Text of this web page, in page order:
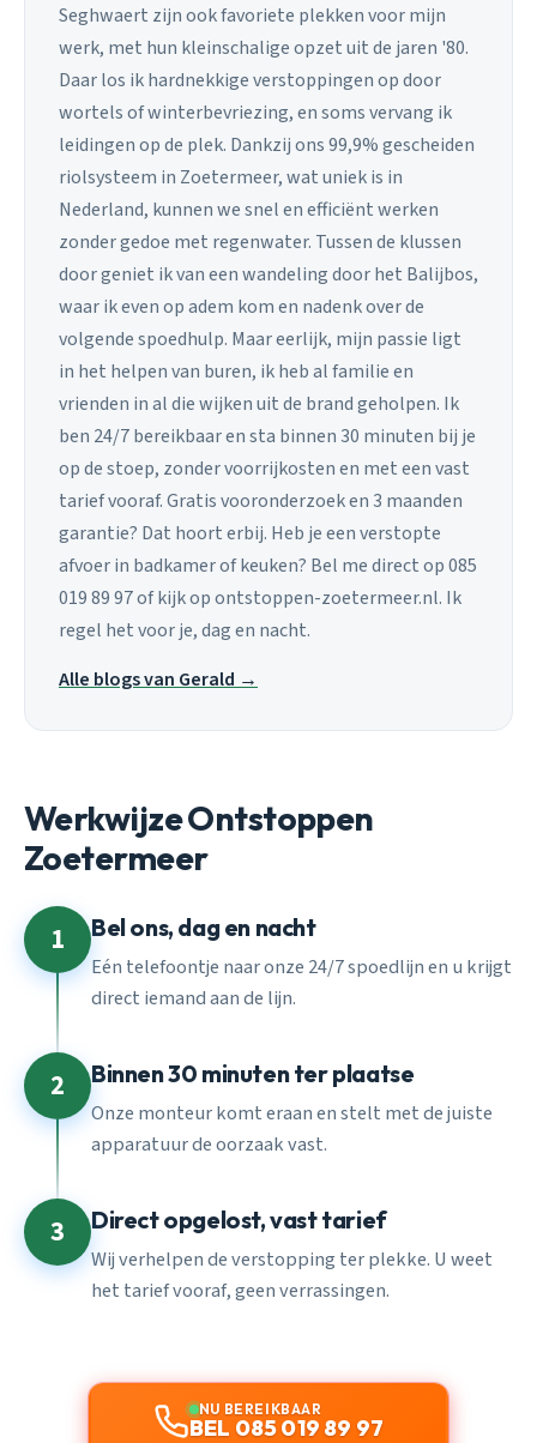
Seghwaert zijn ook favoriete plekken voor mijn
werk, met hun kleinschalige opzet uit de jaren '80.
Daar los ik hardnekkige verstoppingen op door
wortels of winterbevriezing, en soms vervang ik
leidingen op de plek. Dankzij ons 99,9% gescheiden
riolsysteem in Zoetermeer, wat uniek is in
Nederland, kunnen we snel en efficiënt werken
zonder gedoe met regenwater. Tussen de klussen
door geniet ik van een wandeling door het Balijbos,
waar ik even op adem kom en nadenk over de
volgende spoedhulp. Maar eerlijk, mijn passie ligt
in het helpen van buren, ik heb al familie en
vrienden in al die wijken uit de brand geholpen. Ik
ben 24/7 bereikbaar en sta binnen 30 minuten bij je
op de stoep, zonder voorrijkosten en met een vast
tarief vooraf. Gratis vooronderzoek en 3 maanden
garantie? Dat hoort erbij. Heb je een verstopte
afvoer in badkamer of keuken? Bel me direct op 085
019 89 97 of kijk op ontstoppen-zoetermeer.nl. Ik
regel het voor je, dag en nacht.
Alle blogs van Gerald →
Werkwijze Ontstoppen
Zoetermeer
1 Bel ons, dag en nacht
Eén telefoontje naar onze 24/7 spoedlijn en u krijgt
direct iemand aan de lijn.
2 Binnen 30 minuten ter plaatse
Onze monteur komt eraan en stelt met de juiste
apparatuur de oorzaak vast.
3 Direct opgelost, vast tarief
Wij verhelpen de verstopping ter plekke. U weet
het tarief vooraf, geen verrassingen.
NU BEREIKBAAR
BEL 085 019 89 97